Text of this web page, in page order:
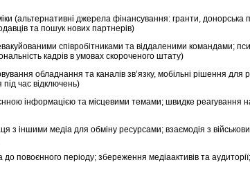
(альтернативні джерела фінансування: гранти, донорська
та пошук нових партнерів)
співробітниками та віддаленими командами;
кадрів в умовах скороченого штату)
обладнання та каналів зв’язку, мобільні рішення для
час відключень)
інформацією та місцевими темами; швидке реагування
з іншими медіа для обміну ресурсами; взаємодія з
повоєнного періоду; збереження медіаактивів та аудиторії;